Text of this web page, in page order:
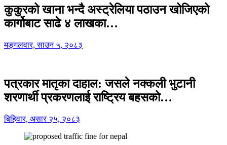
कुकुरको खाना भन्दै अस्ट्रेलिया पठाउन खोजिएको
कार्गोबाट साढे ४ लाखका…
मङ्गलवार, साउन ५, २०८३
पत्रकार मातृका दाहाल: जसले नक्कली भुटानी
शरणार्थी प्रकरणलाई राष्ट्रिय बहसको…
बिहिवार, असार २५, २०८३